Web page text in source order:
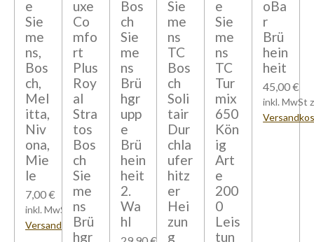
e
Sie
me
ns,
Bos
ch,
Mel
itta,
Niv
ona,
Mie
le
7,00 €
inkl. MwSt zzgl.
Versandkosten
uxe
Co
mfo
rt
Plus
Roy
al
Stra
tos
Bos
ch
Sie
me
ns
Brü
hgr
Bos
ch
Sie
me
ns
Brü
hgr
upp
e
Brü
hein
heit
2.
Wa
hl
Sie
me
ns
TC
Bos
ch
Soli
tair
Dur
chla
ufer
hitz
er
Hei
zun
g
e
Sie
me
ns
TC
Tur
mix
650
Kön
ig
Art
e
200
0
Leis
tun
oBa
r
Brü
hein
heit
45,00 €
inkl. MwSt